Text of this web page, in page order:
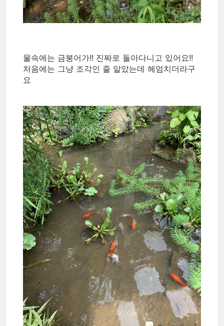
물속에는 금붕어가!! 진짜로 돌아다니고 있어요!!
처음에는 그냥 조각인 줄 알았는데 헤엄치더라구
요